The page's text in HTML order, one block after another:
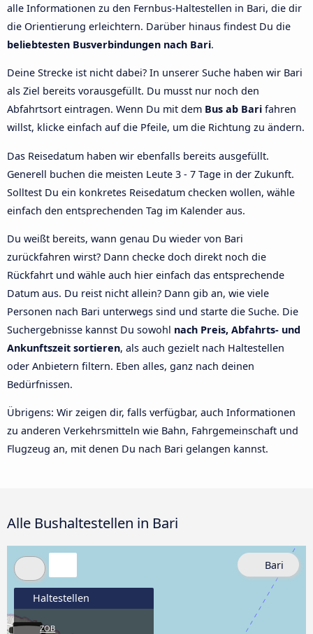
alle Informationen zu den Fernbus-Haltestellen in Bari, die dir
die Orientierung erleichtern. Darüber hinaus findest Du die
beliebtesten Busverbindungen nach Bari.
Deine Strecke ist nicht dabei? In unserer Suche haben wir Bari
als Ziel bereits vorausgefüllt. Du musst nur noch den
Abfahrtsort eintragen. Wenn Du mit dem Bus ab Bari fahren
willst, klicke einfach auf die Pfeile, um die Richtung zu ändern.
Das Reisedatum haben wir ebenfalls bereits ausgefüllt.
Generell buchen die meisten Leute 3 - 7 Tage in der Zukunft.
Solltest Du ein konkretes Reisedatum checken wollen, wähle
einfach den entsprechenden Tag im Kalender aus.
Du weißt bereits, wann genau Du wieder von Bari
zurückfahren wirst? Dann checke doch direkt noch die
Rückfahrt und wähle auch hier einfach das entsprechende
Datum aus. Du reist nicht allein? Dann gib an, wie viele
Personen nach Bari unterwegs sind und starte die Suche. Die
Suchergebnisse kannst Du sowohl nach Preis, Abfahrts- und
Ankunftszeit sortieren, als auch gezielt nach Haltestellen
oder Anbietern filtern. Eben alles, ganz nach deinen
Bedürfnissen.
Übrigens: Wir zeigen dir, falls verfügbar, auch Informationen
zu anderen Verkehrsmitteln wie Bahn, Fahrgemeinschaft und
Flugzeug an, mit denen Du nach Bari gelangen kannst.
Alle Bushaltestellen in Bari
Haltestellen
ZOB
Bari